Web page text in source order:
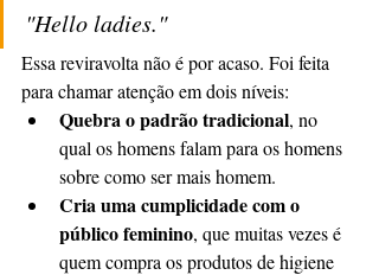
"Hello ladies."
Essa reviravolta não é por acaso. Foi feita
para chamar atenção em dois níveis:
Quebra o padrão tradicional, no
qual os homens falam para os homens
sobre como ser mais homem.
Cria uma cumplicidade com o
público feminino, que muitas vezes é
quem compra os produtos de higiene